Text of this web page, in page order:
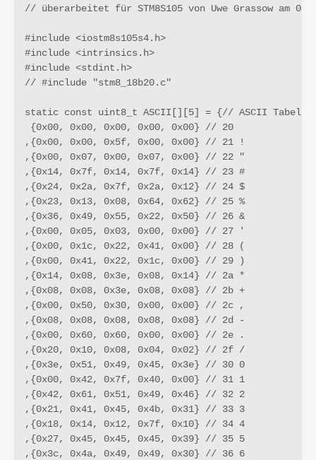
// überarbeitet für STM8S105 von Uwe Grassow am
#include <iostm8s105s4.h>
#include <intrinsics.h>
#include <stdint.h>
// #include "stm8_18b20.c"
static const uint8_t ASCII[][5] = {// ASCII Tabelle
{0x00, 0x00, 0x00, 0x00, 0x00} // 20
,{0x00, 0x00, 0x5f, 0x00, 0x00} // 21 !
,{0x00, 0x07, 0x00, 0x07, 0x00} // 22 "
,{0x14, 0x7f, 0x14, 0x7f, 0x14} // 23 #
,{0x24, 0x2a, 0x7f, 0x2a, 0x12} // 24 $
,{0x23, 0x13, 0x08, 0x64, 0x62} // 25 %
,{0x36, 0x49, 0x55, 0x22, 0x50} // 26 &
,{0x00, 0x05, 0x03, 0x00, 0x00} // 27 '
,{0x00, 0x1c, 0x22, 0x41, 0x00} // 28 (
,{0x00, 0x41, 0x22, 0x1c, 0x00} // 29 )
,{0x14, 0x08, 0x3e, 0x08, 0x14} // 2a *
,{0x08, 0x08, 0x3e, 0x08, 0x08} // 2b +
,{0x00, 0x50, 0x30, 0x00, 0x00} // 2c ,
,{0x08, 0x08, 0x08, 0x08, 0x08} // 2d -
,{0x00, 0x60, 0x60, 0x00, 0x00} // 2e .
,{0x20, 0x10, 0x08, 0x04, 0x02} // 2f /
,{0x3e, 0x51, 0x49, 0x45, 0x3e} // 30 0
,{0x00, 0x42, 0x7f, 0x40, 0x00} // 31 1
,{0x42, 0x61, 0x51, 0x49, 0x46} // 32 2
,{0x21, 0x41, 0x45, 0x4b, 0x31} // 33 3
,{0x18, 0x14, 0x12, 0x7f, 0x10} // 34 4
,{0x27, 0x45, 0x45, 0x45, 0x39} // 35 5
,{0x3c, 0x4a, 0x49, 0x49, 0x30} // 36 6